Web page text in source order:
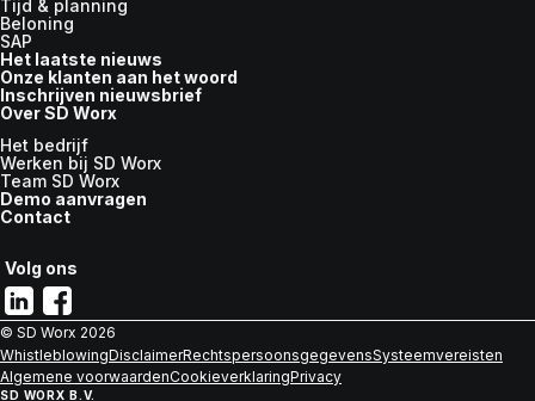
Tijd & planning
Beloning
SAP
Het laatste nieuws
Onze klanten aan het woord
Inschrijven nieuwsbrief
Over SD Worx
Het bedrijf
Werken bij SD Worx
Team SD Worx
Demo aanvragen
Contact
Volg ons
© SD Worx 2026
WhistleblowingDisclaimerRechtspersoonsgegevensSysteemvereisten
Algemene voorwaardenCookieverklaringPrivacy
SD WORX B.V.